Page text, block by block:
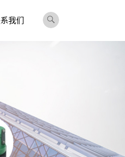
我们